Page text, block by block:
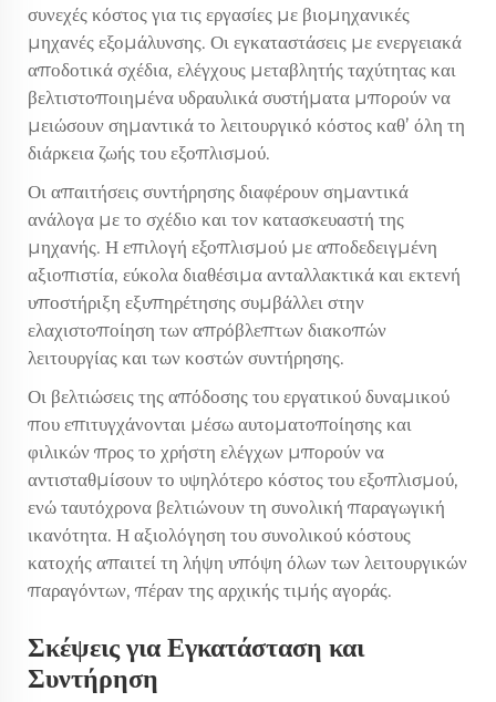
συνεχές κόστος για τις εργασίες με βιομηχανικές
μηχανές εξομάλυνσης. Οι εγκαταστάσεις με ενεργειακά
αποδοτικά σχέδια, ελέγχους μεταβλητής ταχύτητας και
βελτιστοποιημένα υδραυλικά συστήματα μπορούν να
μειώσουν σημαντικά το λειτουργικό κόστος καθ’ όλη τη
διάρκεια ζωής του εξοπλισμού.
Οι απαιτήσεις συντήρησης διαφέρουν σημαντικά
ανάλογα με το σχέδιο και τον κατασκευαστή της
μηχανής. Η επιλογή εξοπλισμού με αποδεδειγμένη
αξιοπιστία, εύκολα διαθέσιμα ανταλλακτικά και εκτενή
υποστήριξη εξυπηρέτησης συμβάλλει στην
ελαχιστοποίηση των απρόβλεπτων διακοπών
λειτουργίας και των κοστών συντήρησης.
Οι βελτιώσεις της απόδοσης του εργατικού δυναμικού
που επιτυγχάνονται μέσω αυτοματοποίησης και
φιλικών προς το χρήστη ελέγχων μπορούν να
αντισταθμίσουν το υψηλότερο κόστος του εξοπλισμού,
ενώ ταυτόχρονα βελτιώνουν τη συνολική παραγωγική
ικανότητα. Η αξιολόγηση του συνολικού κόστους
κατοχής απαιτεί τη λήψη υπόψη όλων των λειτουργικών
παραγόντων, πέραν της αρχικής τιμής αγοράς.
Σκέψεις για Εγκατάσταση και
Συντήρηση